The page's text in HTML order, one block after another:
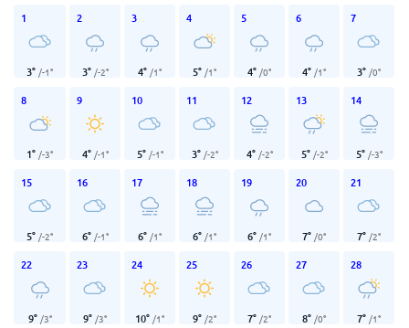
1
3° /-1°
2
3° /-2°
3
4° /1°
4
5° /1°
5
4° /0°
6
4° /1°
7
3° /0°
8
1° /-3°
9
4° /-1°
10
5° /-1°
11
3° /-2°
12
4° /-2°
13
5° /-2°
14
5° /-3°
15
5° /-2°
16
6° /-1°
17
6° /1°
18
6° /1°
19
6° /1°
20
7° /0°
21
7° /2°
22
9° /3°
23
9° /3°
24
10° /1°
25
9° /2°
26
7° /2°
27
8° /0°
28
7° /1°